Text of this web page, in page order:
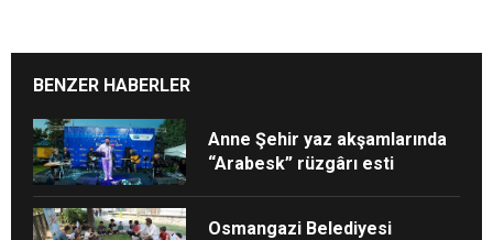
BENZER HABERLER
Anne Şehir yaz akşamlarında
“Arabesk” rüzgârı esti
Osmangazi Belediyesi